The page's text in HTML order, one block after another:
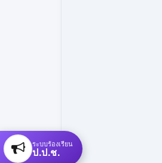
ระบบร้องเรียน
ป.ป.ช.